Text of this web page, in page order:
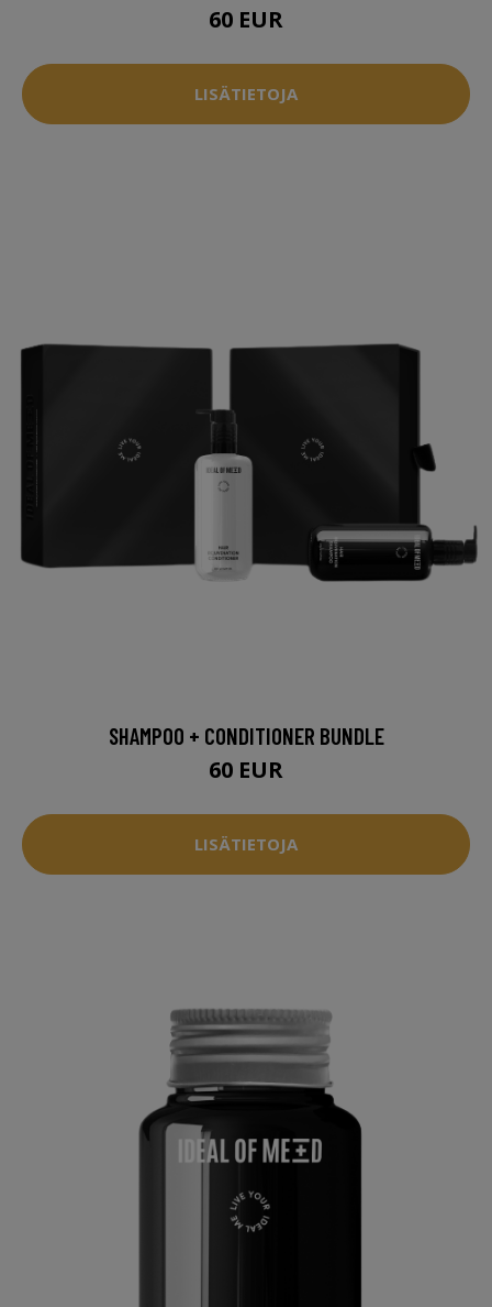
60 EUR
LISÄTIETOJA
SHAMPOO + CONDITIONER BUNDLE
60 EUR
LISÄTIETOJA